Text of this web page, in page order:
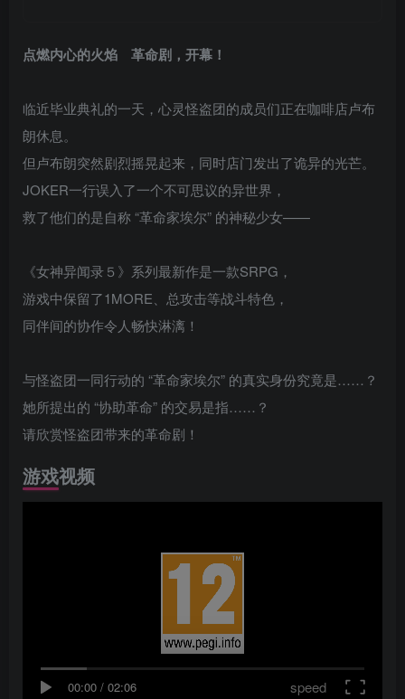
点燃内心的火焰 革命剧，开幕！
临近毕业典礼的一天，心灵怪盗团的成员们正在咖啡店卢布
朗休息。
但卢布朗突然剧烈摇晃起来，同时店门发出了诡异的光芒。
JOKER一行误入了一个不可思议的异世界，
救了他们的是自称 “革命家埃尔” 的神秘少女——
《女神异闻录５》系列最新作是一款SRPG，
游戏中保留了1MORE、总攻击等战斗特色，
同伴间的协作令人畅快淋漓！
与怪盗团一同行动的 “革命家埃尔” 的真实身份究竟是……？
她所提出的 “协助革命” 的交易是指……？
请欣赏怪盗团带来的革命剧！
游戏视频
00:00 / 02:06 speed